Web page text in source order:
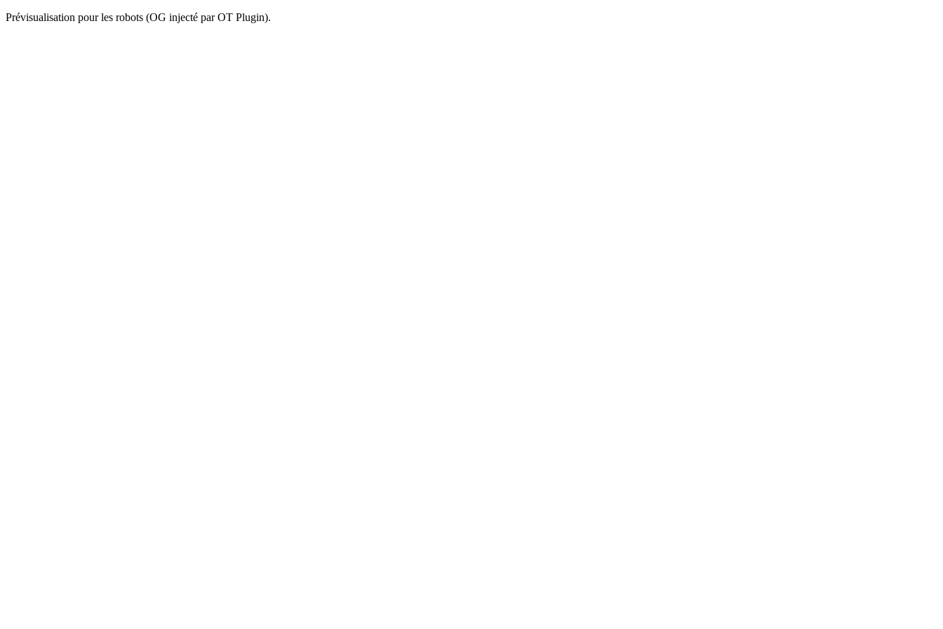
Prévisualisation pour les robots (OG injecté par OT Plugin).